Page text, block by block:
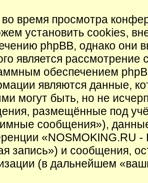
во время просмотра
установить cookies,
phpBB, однако они
является
обеспечением
являются данные,
могут быть, но не
размещённые под
сообщения»),
запись») и сообщения,
(в дальнейшем